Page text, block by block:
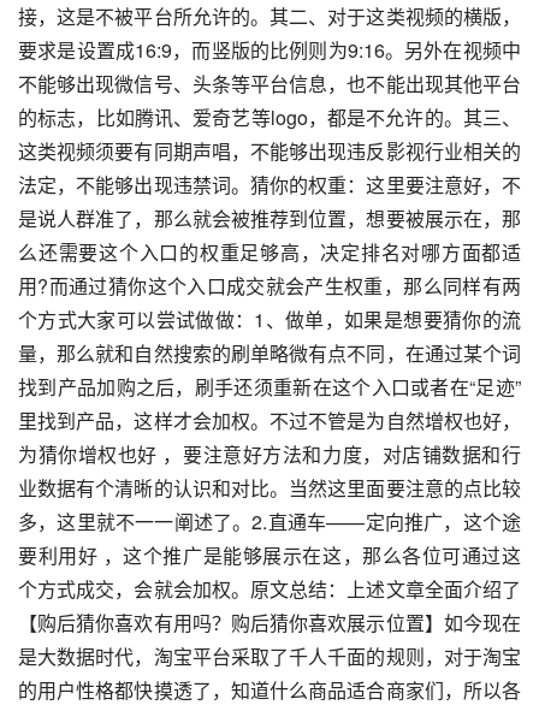
接，这是不被平台所允许的。其二、对于这类视频的横版，
要求是设置成16:9，而竖版的比例则为9:16。另外在视频中
不能够出现微信号、头条等平台信息，也不能出现其他平台
的标志，比如腾讯、爱奇艺等logo，都是不允许的。其三、
这类视频须要有同期声唱，不能够出现违反影视行业相关的
法定，不能够出现违禁词。猜你的权重：这里要注意好，不
是说人群准了，那么就会被推荐到位置，想要被展示在，那
么还需要这个入口的权重足够高，决定排名对哪方面都适
用?而通过猜你这个入口成交就会产生权重，那么同样有两
个方式大家可以尝试做做：1、做单，如果是想要猜你的流
量，那么就和自然搜索的刷单略微有点不同，在通过某个词
找到产品加购之后，刷手还须重新在这个入口或者在“足迹”
里找到产品，这样才会加权。不过不管是为自然增权也好，
为猜你增权也好 ，要注意好方法和力度，对店铺数据和行
业数据有个清晰的认识和对比。当然这里面要注意的点比较
多，这里就不一一阐述了。2.直通车——定向推广，这个途
要利用好 ，这个推广是能够展示在这，那么各位可通过这
个方式成交，会就会加权。原文总结：上述文章全面介绍了
【购后猜你喜欢有用吗？购后猜你喜欢展示位置】如今现在
是大数据时代，淘宝平台采取了千人千面的规则，对于淘宝
的用户性格都快摸透了，知道什么商品适合商家们，所以各